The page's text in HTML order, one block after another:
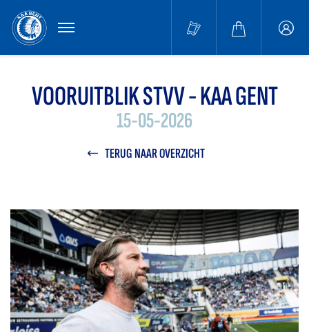
MENU
VOORUITBLIK STVV - KAA GENT
15-05-2026
TERUG NAAR OVERZICHT